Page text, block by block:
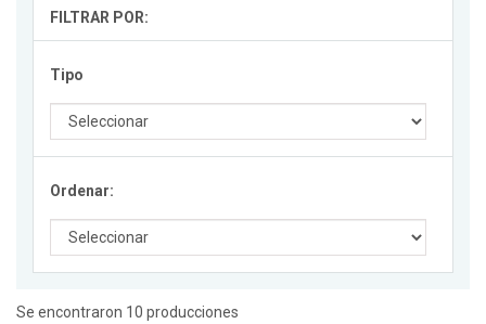
FILTRAR POR:
Tipo
Ordenar:
Se encontraron 10 producciones